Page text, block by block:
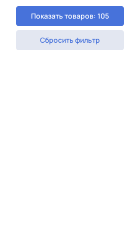
Показать товаров: 105
Сбросить фильтр